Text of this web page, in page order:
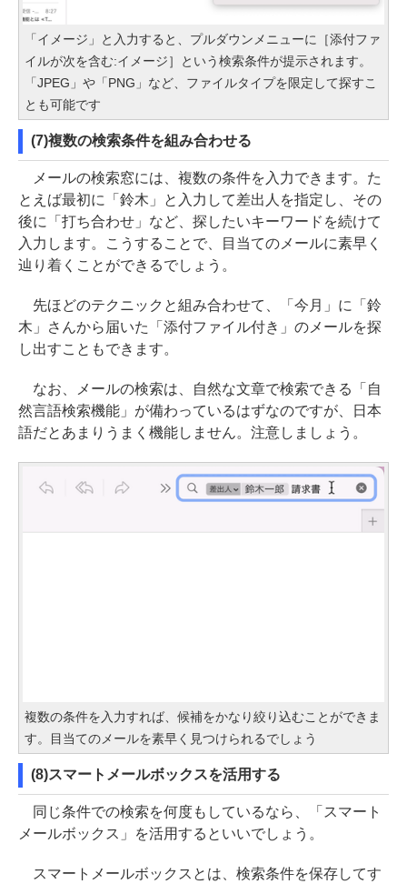
「イメージ」と入力すると、プルダウンメニューに［添付ファ
イルが次を含む:イメージ］という検索条件が提示されます。
「JPEG」や「PNG」など、ファイルタイプを限定して探すこ
とも可能です
(7)複数の検索条件を組み合わせる
メールの検索窓には、複数の条件を入力できます。た
とえば最初に「鈴木」と入力して差出人を指定し、その
後に「打ち合わせ」など、探したいキーワードを続けて
入力します。こうすることで、目当てのメールに素早く
辿り着くことができるでしょう。
先ほどのテクニックと組み合わせて、「今月」に「鈴
木」さんから届いた「添付ファイル付き」のメールを探
し出すこともできます。
なお、メールの検索は、自然な文章で検索できる「自
然言語検索機能」が備わっているはずなのですが、日本
語だとあまりうまく機能しません。注意しましょう。
複数の条件を入力すれば、候補をかなり絞り込むことができま
す。目当てのメールを素早く見つけられるでしょう
(8)スマートメールボックスを活用する
同じ条件での検索を何度もしているなら、「スマート
メールボックス」を活用するといいでしょう。
スマートメールボックスとは、検索条件を保存してす